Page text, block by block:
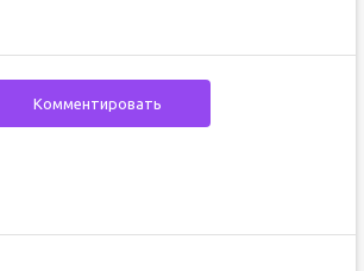
Комментировать